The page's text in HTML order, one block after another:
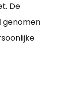
De
genomen